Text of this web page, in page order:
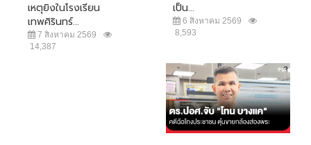
เหตุยิงในโรงเรียน
เทพศิรินทร์...
7 สิงหาคม 2569
14,387
เป็น...
6 สิงหาคม 2569
8,593